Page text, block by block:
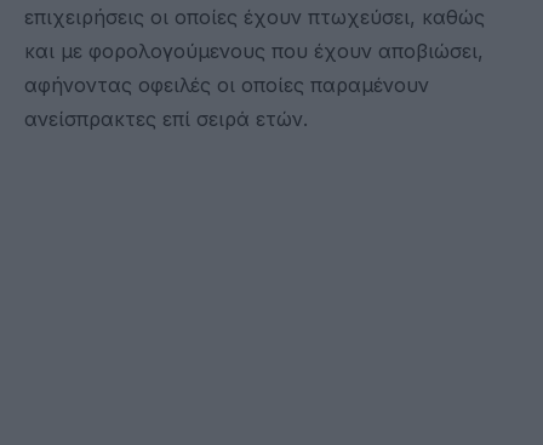
επιχειρήσεις οι οποίες έχουν πτωχεύσει, καθώς
και με φορολογούμενους που έχουν αποβιώσει,
αφήνοντας οφειλές οι οποίες παραμένουν
ανείσπρακτες επί σειρά ετών.